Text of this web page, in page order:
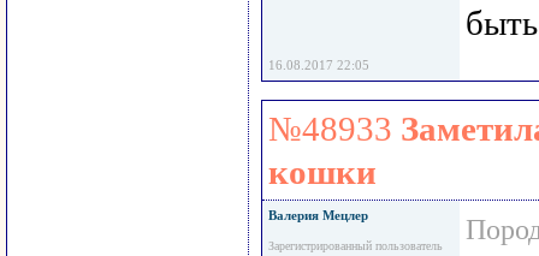
16.08.2017 22:05
№48933
кошки
Валерия Мецлер
Зарегистрированный пользователь